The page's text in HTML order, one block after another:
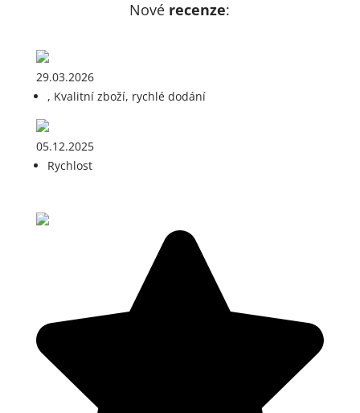
Nové recenze:
29.03.2026
, Kvalitní zboží, rychlé dodání
05.12.2025
Rychlost